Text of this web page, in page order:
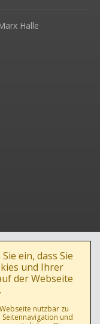
Halle
ein, dass Sie
und Ihrer
der Webseite
nutzbar zu
und